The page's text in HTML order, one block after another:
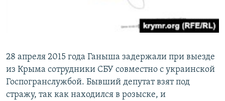
28 апреля 2015 года Ганыша задержали при выезде
из Крыма сотрудники СБУ совместно с украинской
Госпогранслужбой. Бывший депутат взят под
стражу, так как находился в розыске, и